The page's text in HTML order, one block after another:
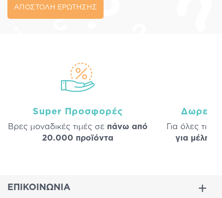
ΑΠΟΣΤΟΛΗ ΕΡΩΤΗΣΗΣ
Super Προσφορές
Βρες μοναδικές τιμές σε πάνω από
20.000 προϊόντα
Δωρεάν
Για όλες τις
για μέλη
ΕΠΙΚΟΙΝΩΝΙΑ